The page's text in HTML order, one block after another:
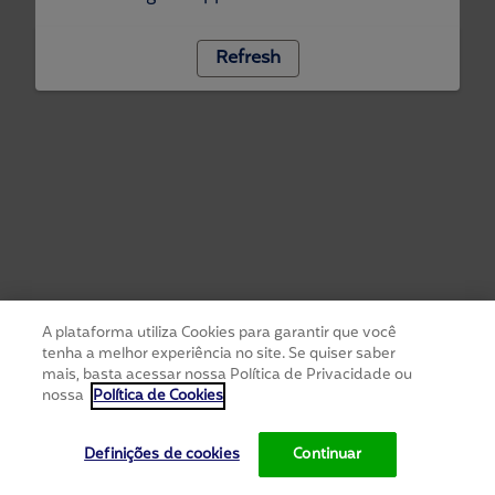
Refresh
A plataforma utiliza Cookies para garantir que você
tenha a melhor experiência no site. Se quiser saber
mais, basta acessar nossa Política de Privacidade ou
nossa Política de Cookies
Definições de cookies Continuar